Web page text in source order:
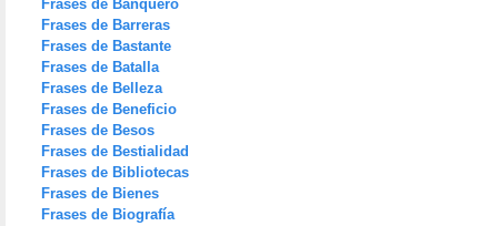
Frases de Banquero
Frases de Barreras
Frases de Bastante
Frases de Batalla
Frases de Belleza
Frases de Beneficio
Frases de Besos
Frases de Bestialidad
Frases de Bibliotecas
Frases de Bienes
Frases de Biografía